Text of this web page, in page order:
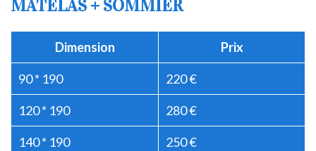
MATELAS + SOMMIER
Dimension Prix
90 * 190 220 €
120 * 190 280 €
140 * 190 250 €